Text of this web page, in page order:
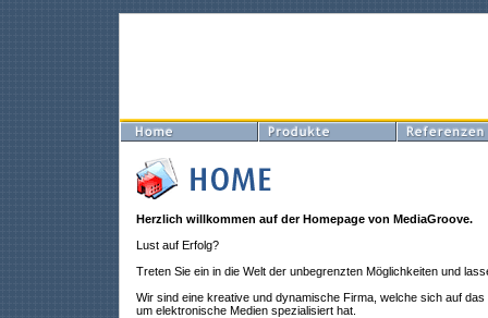
Herzlich willkommen auf der Homepage von MediaGroove.
Lust auf Erfolg?
Treten Sie ein in die Welt der unbegrenzten Möglichkeiten und
Wir sind eine kreative und dynamische Firma, welche sich auf
um elektronische Medien spezialisiert hat.